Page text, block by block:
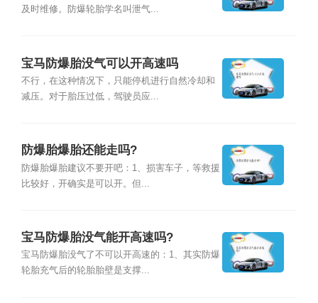
及时维修。防爆轮胎学名叫泄气...
宝马防爆胎没气可以开高速吗
不行，在这种情况下，只能停机进行自然冷却和
减压。对于胎压过低，驾驶员应...
防爆胎爆胎还能走吗?
防爆胎爆胎建议不要开吧：1、损害车子，等救援
比较好，开确实是可以开。但...
宝马防爆胎没气能开高速吗?
宝马防爆胎没气了不可以开高速的：1、其实防爆
轮胎充气后的轮胎胎壁是支撑...